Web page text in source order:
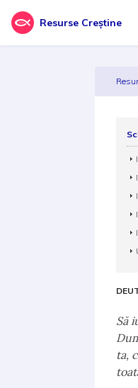
Resurse Creștine
Să
ta,